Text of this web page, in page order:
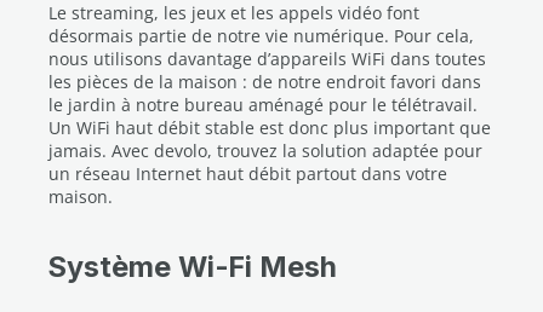
Le streaming, les jeux et les appels vidéo font
désormais partie de notre vie numérique. Pour cela,
nous utilisons davantage d’appareils WiFi dans toutes
les pièces de la maison : de notre endroit favori dans
le jardin à notre bureau aménagé pour le télétravail.
Un WiFi haut débit stable est donc plus important que
jamais. Avec devolo, trouvez la solution adaptée pour
un réseau Internet haut débit partout dans votre
maison.
Système Wi‑Fi Mesh